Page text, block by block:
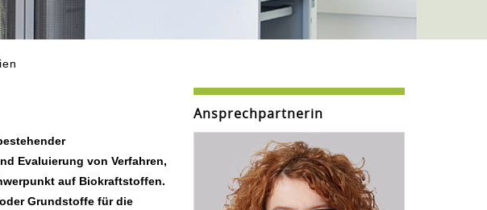
Evaluierung von Verfahren,
auf Biokraftstoffen.
Grundstoffe für die
Ansprechpartnerin